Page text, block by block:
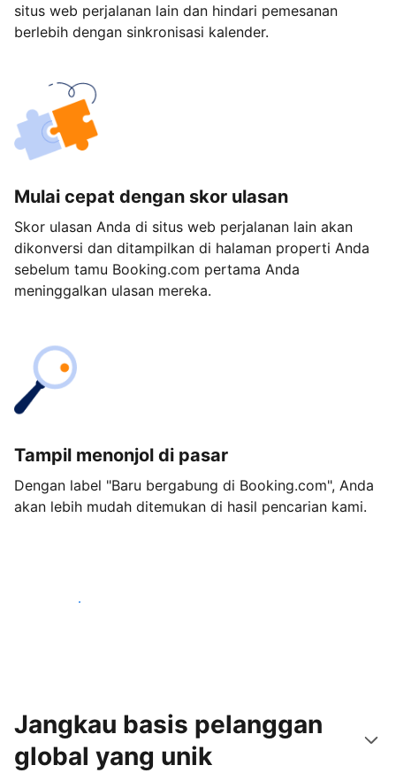
situs web perjalanan lain dan hindari pemesanan
berlebih dengan sinkronisasi kalender.
Mulai cepat dengan skor ulasan
Skor ulasan Anda di situs web perjalanan lain akan
dikonversi dan ditampilkan di halaman properti Anda
sebelum tamu Booking.com pertama Anda
meninggalkan ulasan mereka.
Tampil menonjol di pasar
Dengan label "Baru bergabung di Booking.com", Anda
akan lebih mudah ditemukan di hasil pencarian kami.
Mulai sekarang
Jangkau basis pelanggan
global yang unik